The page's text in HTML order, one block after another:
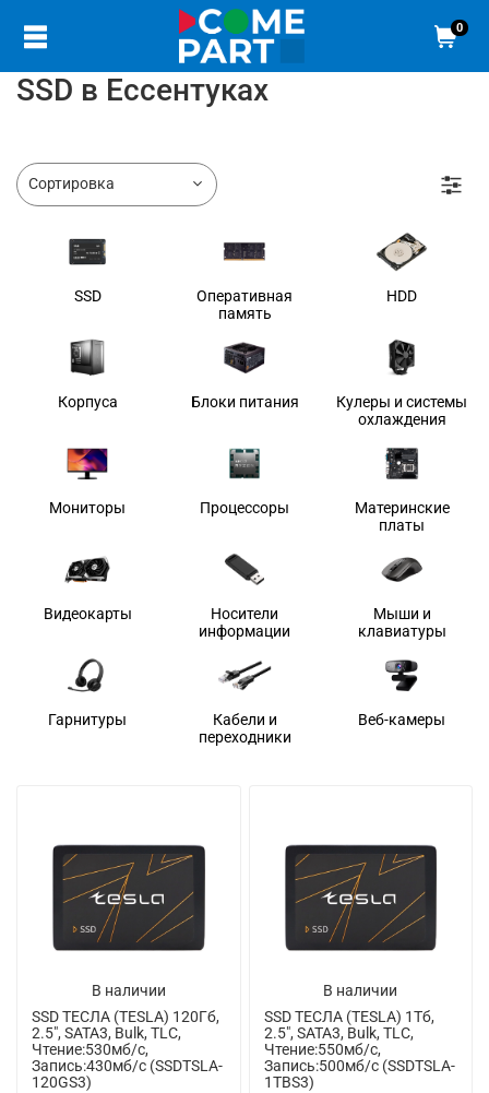
0
SSD в Ессентуках
SSD
Оперативная
память
HDD
Корпуса Блоки питания
Кулеры и системы
охлаждения
Мониторы Процессоры
Материнские
платы
Видеокарты
Носители
информации
Мыши и
клавиатуры
Гарнитуры
Кабели и
переходники
Веб-камеры
В наличии
SSD ТЕСЛА (TESLA) 120Гб,
2.5", SATA3, Bulk, TLC,
Чтение:530мб/с,
Запись:430мб/с (SSDTSLA-
120GS3)
В наличии
SSD ТЕСЛА (TESLA) 1Тб,
2.5", SATA3, Bulk, TLC,
Чтение:550мб/с,
Запись:500мб/с (SSDTSLA-
1TBS3)